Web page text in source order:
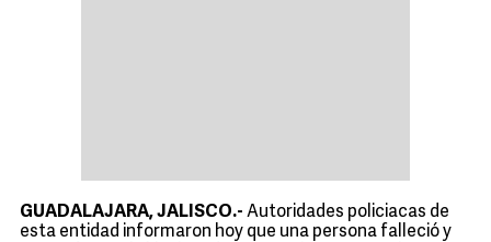
GUADALAJARA, JALISCO.- Autoridades policiacas de
esta entidad informaron hoy que una persona falleció y